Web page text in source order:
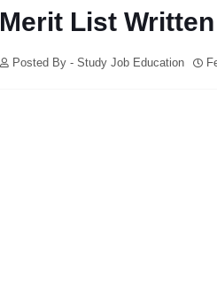
Merit List
Posted By - Study Job Education